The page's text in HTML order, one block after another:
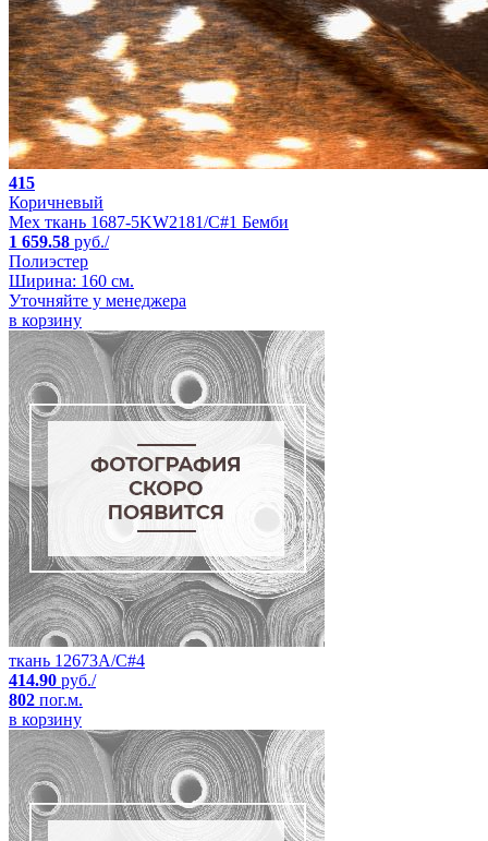
415
Коричневый
Мех ткань 1687-5KW2181/C#1 Бемби
1 659.58 руб./
Полиэстер
Ширина: 160 см.
Уточняйте у менеджера
в корзину
ткань 12673A/C#4
414.90 руб./
802 пог.м.
в корзину